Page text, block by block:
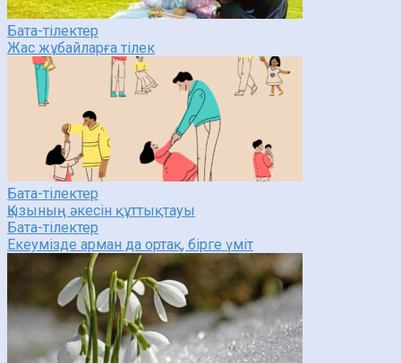
Бата-тілектер
Жас жұбайларға тілек
Бата-тілектер
Қызының әкесін құттықтауы
Бата-тілектер
Екеумізде арман да ортақ, бірге үміт